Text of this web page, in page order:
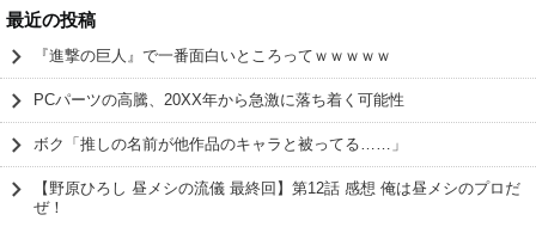
最近の投稿
『進撃の巨人』で一番面白いところってｗｗｗｗｗ
PCパーツの高騰、20XX年から急激に落ち着く可能性
ボク「推しの名前が他作品のキャラと被ってる……」
【野原ひろし 昼メシの流儀 最終回】第12話 感想 俺は昼メシのプロだ
ぜ！